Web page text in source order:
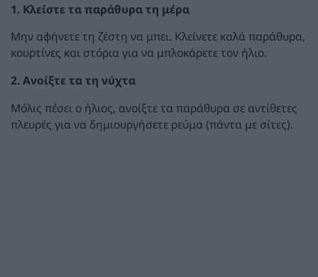
1. Κλείστε τα παράθυρα τη μέρα
Μην αφήνετε τη ζέστη να μπει. Κλείνετε καλά παράθυρα,
κουρτίνες και στόρια για να μπλοκάρετε τον ήλιο.
2. Ανοίξτε τα τη νύχτα
Μόλις πέσει ο ήλιος, ανοίξτε τα παράθυρα σε αντίθετες
πλευρές για να δημιουργήσετε ρεύμα (πάντα με σίτες).